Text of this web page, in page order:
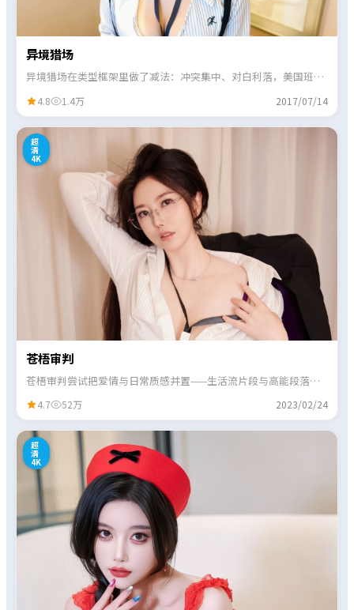
异境猎场
异境猎场在类型框架里做了减法：冲突集中、对白利落，美国班底
4.8 1.4万 2017/07/14
超
清
4K
苍梧审判
苍梧审判尝试把爱情与日常质感并置——生活流片段与高能段落交
4.7 52万 2023/02/24
超
清
4K